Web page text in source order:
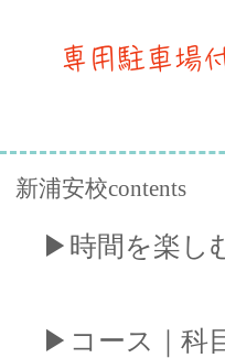
専用駐車場
新浦安校contents
​▶︎時間を楽し
​▶︎コース｜科